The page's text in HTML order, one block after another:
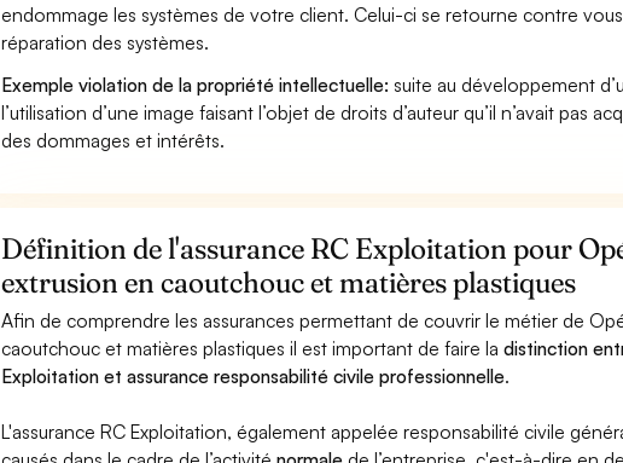
endommage les systèmes de votre client. Celui-ci se retourne contre
réparation des systèmes.
Exemple violation de la propriété intellectuelle: suite au développement
l’utilisation d’une image faisant l’objet de droits d’auteur qu’il n’avait pas
des dommages et intérêts.
Définition de l'assurance RC Exploitation pour
extrusion en caoutchouc et matières plastiques
Afin de comprendre les assurances permettant de couvrir le métier de
caoutchouc et matières plastiques il est important de faire ladistinction
Exploitation et assurance responsabilité civile professionnelle.
L'assurance RC Exploitation, également appelée responsabilité civile